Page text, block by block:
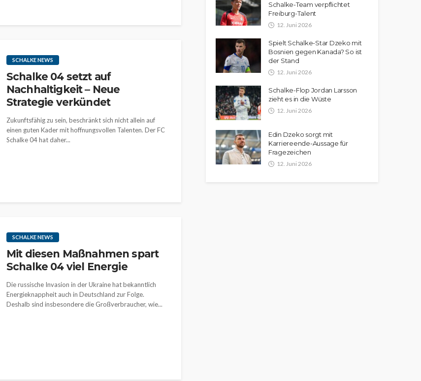
SCHALKE NEWS
Schalke 04 setzt auf
Nachhaltigkeit – Neue
Strategie verkündet
Zukunftsfähig zu sein, beschränkt sich nicht allein auf
einen guten Kader mit hoffnungsvollen Talenten. Der FC
Schalke 04 hat daher...
SCHALKE NEWS
Mit diesen Maßnahmen spart
Schalke 04 viel Energie
Die russische Invasion in der Ukraine hat bekanntlich
Energieknappheit auch in Deutschland zur Folge.
Deshalb sind insbesondere die Großverbraucher, wie...
Schalke-Team verpflichtet
Freiburg-Talent
12. Juni 2026
Spielt Schalke-Star Dzeko mit
Bosnien gegen Kanada? So ist
der Stand
12. Juni 2026
Schalke-Flop Jordan Larsson
zieht es in die Wüste
12. Juni 2026
Edin Dzeko sorgt mit
Karriereende-Aussage für
Fragezeichen
12. Juni 2026